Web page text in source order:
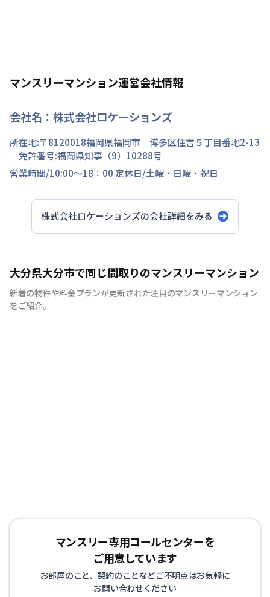
マンスリーマンション運営会社情報
会社名： 株式会社ロケーションズ
所在地:〒8120018福岡県福岡市 博多区住吉５丁目番地2-13
｜免許番号:福岡県知事（9）10288号
営業時間/10:00～18：00 定休日/土曜・日曜・祝日
株式会社ロケーションズの会社詳細をみる
大分県大分市で同じ間取りのマンスリーマンション
新着の物件や料金プランが更新された注目のマンスリーマンション
をご紹介。
マンスリー専用コールセンターを
ご用意しています
お部屋のこと、契約のことなどご不明点はお気軽に
お問い合わせください